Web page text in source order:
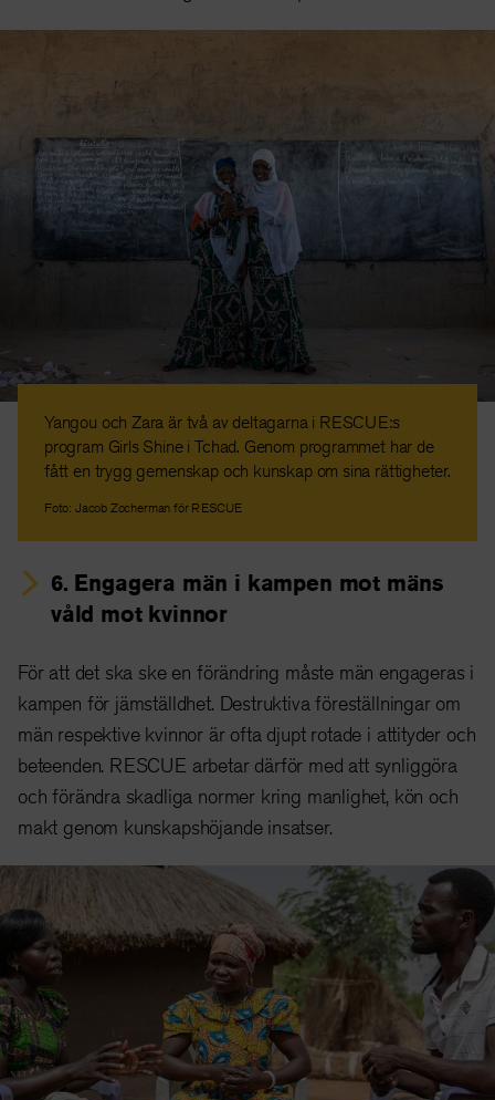
Yangou och Zara är två av deltagarna i RESCUE:s
program Girls Shine i Tchad. Genom programmet har de
fått en trygg gemenskap och kunskap om sina rättigheter.
Foto: Jacob Zocherman för RESCUE
6. Engagera män i kampen mot mäns
våld mot kvinnor
För att det ska ske en förändring måste män engageras i
kampen för jämställdhet. Destruktiva föreställningar om
män respektive kvinnor är ofta djupt rotade i attityder och
beteenden. RESCUE arbetar därför med att synliggöra
och förändra skadliga normer kring manlighet, kön och
makt genom kunskapshöjande insatser.